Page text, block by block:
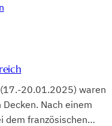
20.01.2025) waren
Nach einem
dem französischen…